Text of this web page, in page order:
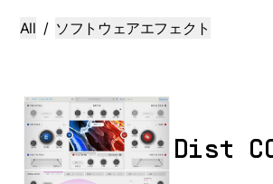
All / ソフトウェアエフェクト
Dist